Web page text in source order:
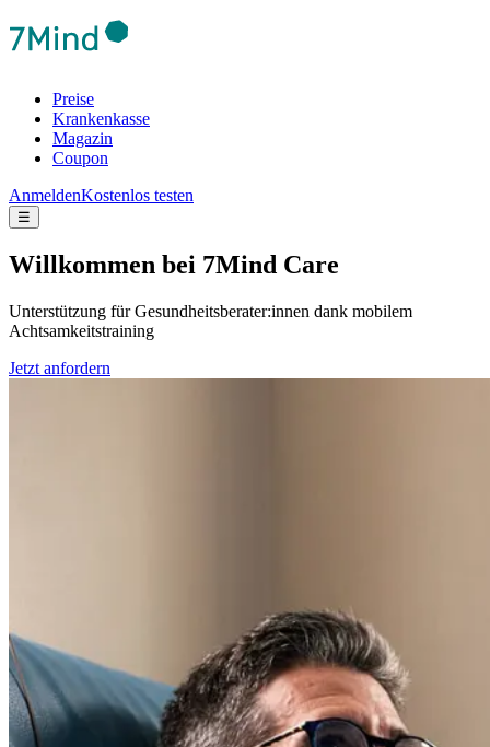
Preise
Krankenkasse
Magazin
Coupon
AnmeldenKostenlos testen
☰
Will­kom­men bei 7Mind Care
Unterstützung für Gesundheitsberater:innen dank mobilem
Achtsamkeitstraining
Jetzt anfordern